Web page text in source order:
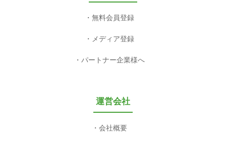
無料会員登録
メディア登録
パートナー企業様へ
運営会社
会社概要